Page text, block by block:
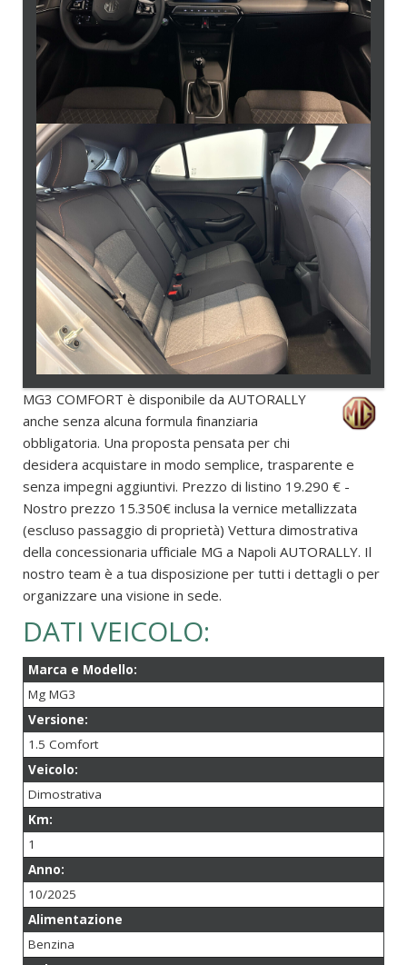
MG3 COMFORT è disponibile da AUTORALLY
anche senza alcuna formula finanziaria
obbligatoria. Una proposta pensata per chi
desidera acquistare in modo semplice, trasparente e
senza impegni aggiuntivi. Prezzo di listino 19.290 € -
Nostro prezzo 15.350€ inclusa la vernice metallizzata
(escluso passaggio di proprietà) Vettura dimostrativa
della concessionaria ufficiale MG a Napoli AUTORALLY. Il
nostro team è a tua disposizione per tutti i dettagli o per
organizzare una visione in sede.
DATI VEICOLO:
Marca e Modello:
Mg MG3
Versione:
1.5 Comfort
Veicolo:
Dimostrativa
Km:
1
Anno:
10/2025
Alimentazione
Benzina